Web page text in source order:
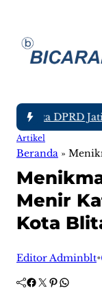
DPRD
Artikel
Beranda »
Menir
Kota
Editor Adminblt•
Facebook Twitter Pinterest WhatsApp